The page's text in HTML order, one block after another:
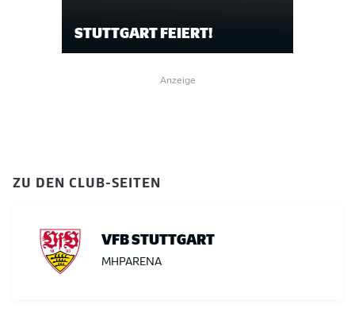
STUTTGART FEIERT!
Anzeige
ZU DEN CLUB-SEITEN
VFB STUTTGART
MHPARENA